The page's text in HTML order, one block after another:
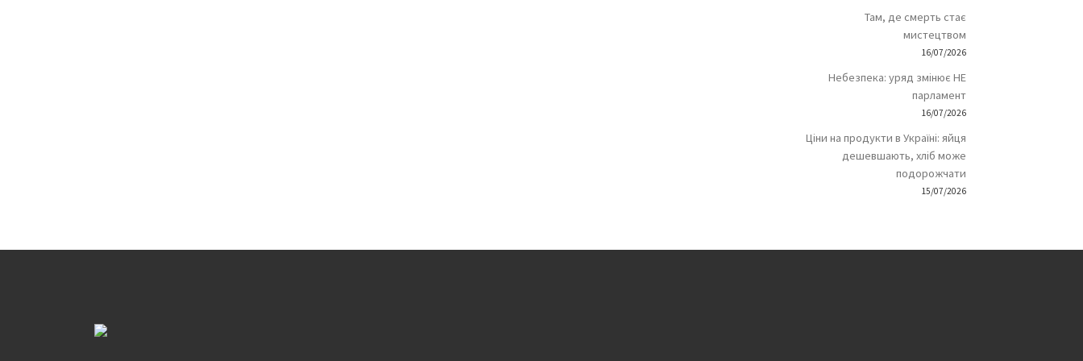
Там, де смерть стає
мистецтвом
16/07/2026
Небезпека: уряд змінює НЕ
парламент
16/07/2026
Ціни на продукти в Україні: яйця
дешевшають, хліб може
подорожчати
15/07/2026